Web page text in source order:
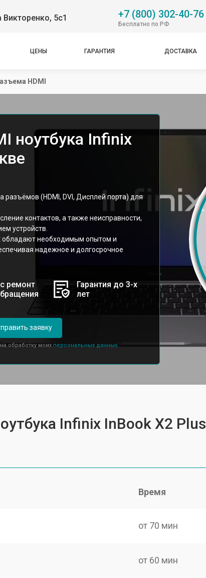
Викторенко, 5с1 +7 (800) 302-40-76
Бесплатно по РФ
ЦЕНЫ ГАРАНТИЯ ДОСТАВКА
HDMI
ноутбука Infinix
разъёмов (HDMI, DVI, Дисплей порта) для
контактов, а также неисправности,
устройств.
обладают необходимым опытом и
надежное и долгосрочное
ремонт
Гарантия до 3-х
лет
заявку
обработку моих персональных данных.
Infinix InBook X2 Plus
Время
от 70 мин
от 60 мин